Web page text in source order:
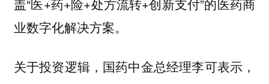
业数字化解决方案。
关于投资逻辑，国药中金总经理李可表示，